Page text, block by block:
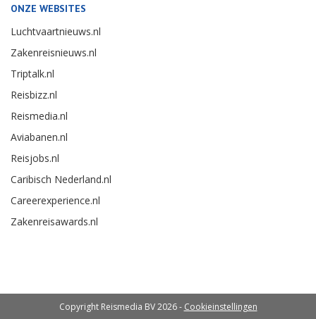
ONZE WEBSITES
Luchtvaartnieuws.nl
Zakenreisnieuws.nl
Triptalk.nl
Reisbizz.nl
Reismedia.nl
Aviabanen.nl
Reisjobs.nl
Caribisch Nederland.nl
Careerexperience.nl
Zakenreisawards.nl
Copyright Reismedia BV 2026 - Cookieinstellingen